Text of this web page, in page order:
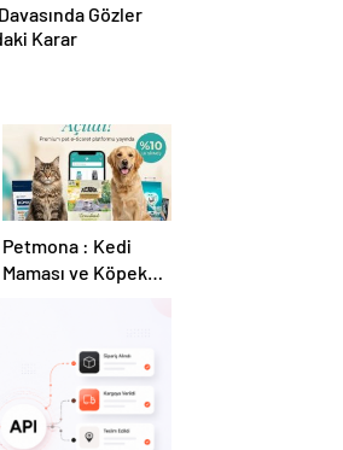
Gözler
Karar
Petmona : Kedi
Maması ve Köpek